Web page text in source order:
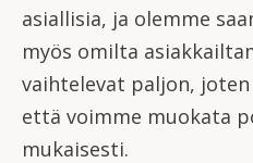
asiallisia, ja olemme
myös omilta
vaihtelevat paljon,
että voimme muokata
mukaisesti.